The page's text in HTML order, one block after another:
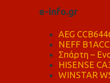
e-info.gr
AEG
NEFF
Σπάρτη –
HISENSE
WINSTAR